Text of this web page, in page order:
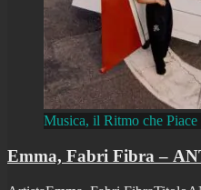
Musica, il Ritmo che Piace
Emma, Fabri Fibra –